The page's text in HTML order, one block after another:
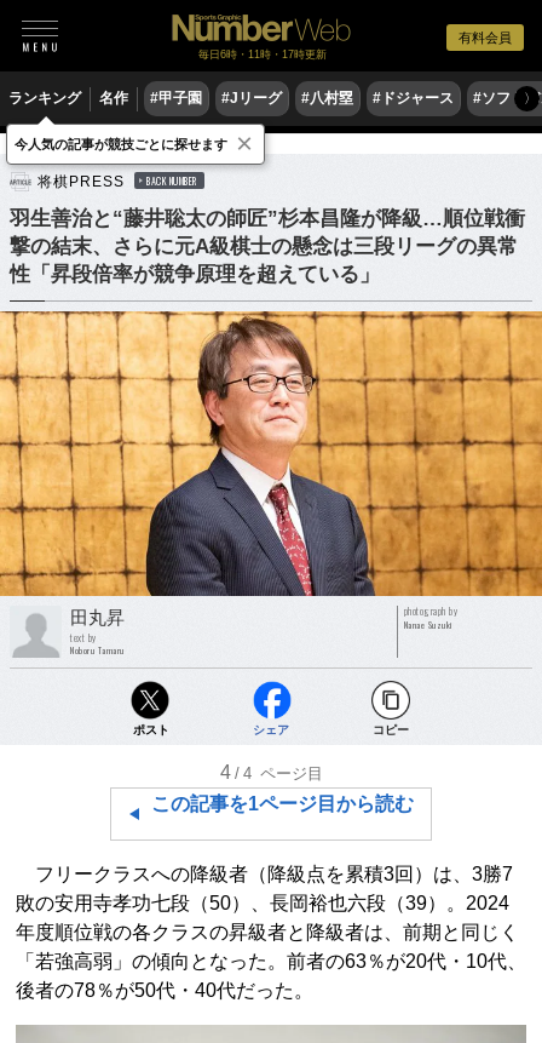
有料会員
毎日6時・11時・17時更新
ランキング 名作 #甲子園 #Jリーグ #八村塁 #ドジャース #ソフト〉
ゲーム 将棋
将棋PRESS BACK NUMBER
羽生善治と“藤井聡太の師匠”杉本昌隆が降級…順位戦衝
撃の結末、さらに元A級棋士の懸念は三段リーグの異常
性「昇段倍率が競争原理を超えている」
田丸昇
text by
Noboru Tamaru
photograph by
Nanae Suzuki
ポスト シェア コピー
4 /4 ページ目
この記事を1ページ目から読む
フリークラスへの降級者（降級点を累積3回）は、3勝7
敗の安用寺孝功七段（50）、長岡裕也六段（39）。2024
年度順位戦の各クラスの昇級者と降級者は、前期と同じく
「若強高弱」の傾向となった。前者の63％が20代・10代、
後者の78％が50代・40代だった。
今人気の記事が競技ごとに探せます ×